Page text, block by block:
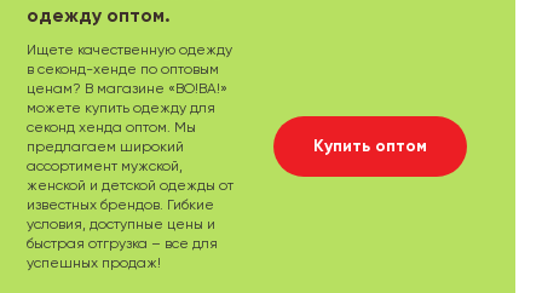
одежду оптом.
Ищете качественную одежду
в секонд-хенде по оптовым
ценам? В магазине «ВО!ВА!»
можете купить одежду для
секонд хенда оптом. Мы
предлагаем широкий
ассортимент мужской,
женской и детской одежды от
известных брендов. Гибкие
условия, доступные цены и
быстрая отгрузка – все для
успешных продаж!
Купить оптом